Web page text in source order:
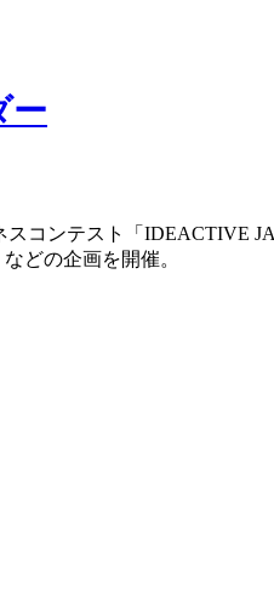
ー
コンテスト「IDEACTIVE
どの企画を開催。